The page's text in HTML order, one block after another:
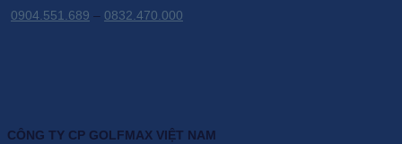
0904.551.689 – 0832.470.000
CÔNG TY CP GOLFMAX VIỆT NAM